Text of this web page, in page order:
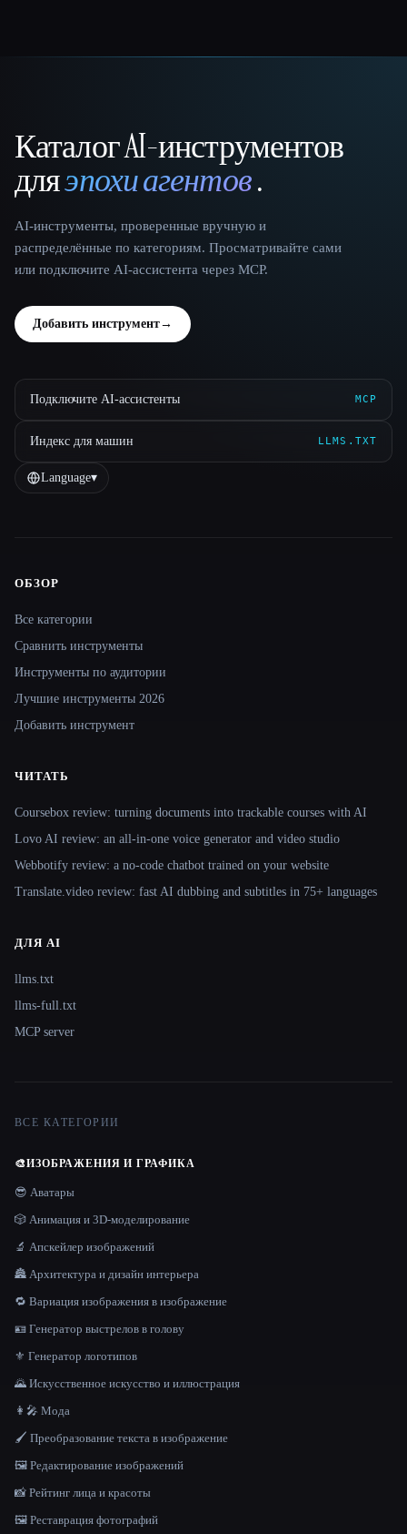
That AI Collection
Каталог AI-инструментов
дляэпохи агентов.
AI-инструменты, проверенные вручную и
распределённые по категориям. Просматривайте сами
или подключите AI-ассистента через MCP.
Добавить инструмент→
Подключите AI-ассистенты MCP
Индекс для машин LLMS.TXT
Language▾
Site navigation
ОБЗОР
Все категории
Сравнить инструменты
Инструменты по аудитории
Лучшие инструменты 2026
Добавить инструмент
ЧИТАТЬ
Coursebox review: turning documents into trackable courses with AI
Lovo AI review: an all-in-one voice generator and video studio
Webbotify review: a no-code chatbot trained on your website
Translate.video review: fast AI dubbing and subtitles in 75+ languages
ДЛЯ AI
llms.txt
llms-full.txt
MCP server
ВСЕ КАТЕГОРИИ
🎨ИЗОБРАЖЕНИЯ И ГРАФИКА
😎 Аватары
🎲 Анимация и 3D-моделирование
🔬 Апскейлер изображений
🏯 Архитектура и дизайн интерьера
🔁 Вариация изображения в изображение
🪪 Генератор выстрелов в голову
⚜️ Генератор логотипов
🌄 Искусственное искусство и иллюстрация
👩‍🎤 Мода
🖌️ Преобразование текста в изображение
🖼️ Редактирование изображений
📸 Рейтинг лица и красоты
🖼️ Реставрация фотографий